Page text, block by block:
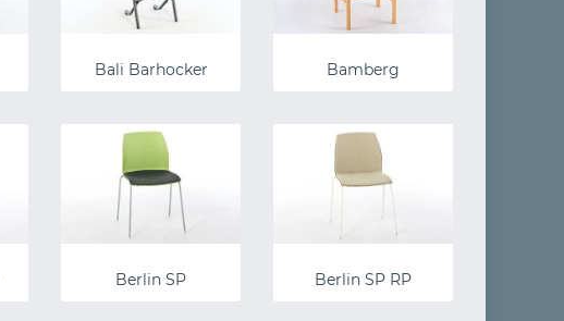
Bali Barhocker Bamberg
Berlin SP Berlin SP RP